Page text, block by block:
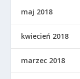
maj 2018
kwiecień 2018
marzec 2018